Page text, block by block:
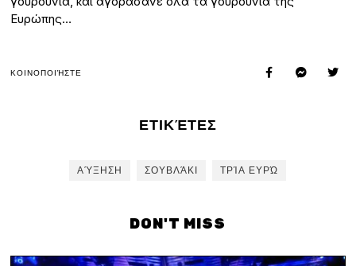
Ευρώπης…
ΚΟΙΝΟΠΟΙΉΣΤΕ
ΕΤΙΚΈΤΕΣ
ΑΎΞΗΣΗ ΣΟΥΒΛΆΚΙ ΤΡΊΑ ΕΥΡΏ
DON'T MISS